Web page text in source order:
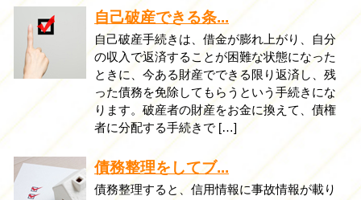
自己破産できる条...
自己破産手続きは、借金が膨れ上がり、自分
の収入で返済することが困難な状態になった
ときに、今ある財産でできる限り返済し、残
った債務を免除してもらうという手続きにな
ります。破産者の財産をお金に換えて、債権
者に分配する手続きで […]
債務整理をしてブ...
債務整理すると、信用情報に事故情報が載り